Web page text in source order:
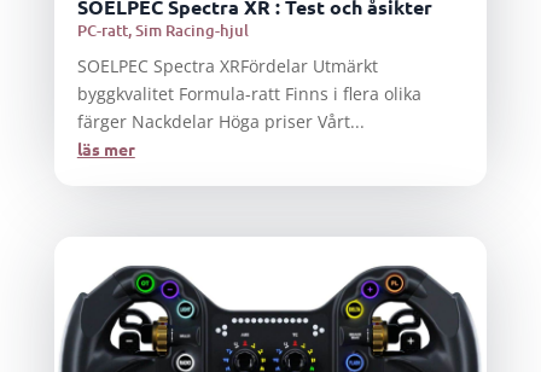
SOELPEC Spectra XR : Test och åsikter
PC-ratt,Sim Racing-hjul
SOELPEC Spectra XRFördelar Utmärkt
byggkvalitet Formula-ratt Finns i flera olika
färger Nackdelar Höga priser Vårt...
läs mer